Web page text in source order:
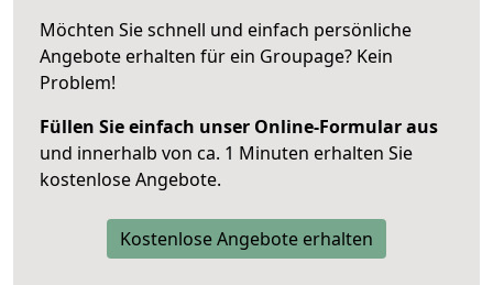
Möchten Sie schnell und einfach persönliche
Angebote erhalten für ein Groupage? Kein
Problem!
Füllen Sie einfach unser Online-Formular aus
und innerhalb von ca. 1 Minuten erhalten Sie
kostenlose Angebote.
Kostenlose Angebote erhalten